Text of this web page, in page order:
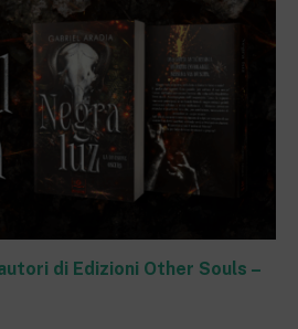
di Edizioni Other Souls –